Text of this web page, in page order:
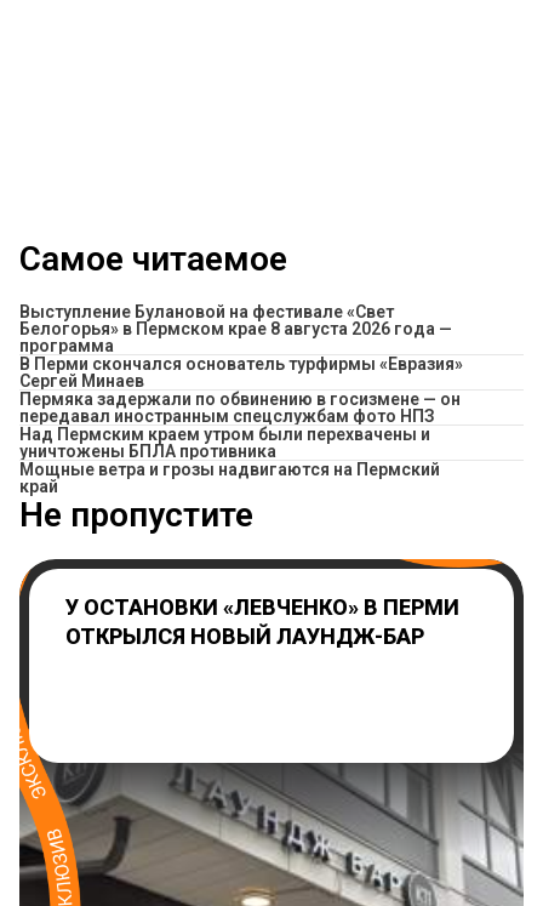
Самое читаемое
Выступление Булановой на фестивале «Свет
Белогорья» в Пермском крае 8 августа 2026 года —
программа
В Перми скончался основатель турфирмы «Евразия»
Сергей Минаев
Пермяка задержали по обвинению в госизмене — он
передавал иностранным спецслужбам фото НПЗ
Над Пермским краем утром были перехвачены и
уничтожены БПЛА противника
Мощные ветра и грозы надвигаются на Пермский
край
Не пропустите
У ОСТАНОВКИ «ЛЕВЧЕНКО» В ПЕРМИ
ОТКРЫЛСЯ НОВЫЙ ЛАУНДЖ-БАР